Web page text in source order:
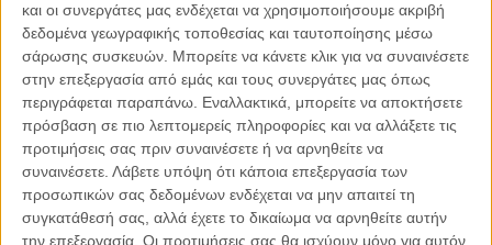
και οι συνεργάτες μας ενδέχεται να χρησιμοποιήσουμε ακριβή
δεδομένα γεωγραφικής τοποθεσίας και ταυτοποίησης μέσω
σάρωσης συσκευών. Μπορείτε να κάνετε κλικ για να συναινέσετε
στην επεξεργασία από εμάς και τους συνεργάτες μας όπως
περιγράφεται παραπάνω. Εναλλακτικά, μπορείτε να αποκτήσετε
πρόσβαση σε πιο λεπτομερείς πληροφορίες και να αλλάξετε τις
προτιμήσεις σας πριν συναινέσετε ή να αρνηθείτε να
συναινέσετε. Λάβετε υπόψη ότι κάποια επεξεργασία των
προσωπικών σας δεδομένων ενδέχεται να μην απαιτεί τη
συγκατάθεσή σας, αλλά έχετε το δικαίωμα να αρνηθείτε αυτήν
την επεξεργασία. Οι προτιμήσεις σας θα ισχύουν μόνο για αυτόν
Το σχέδιο της Κυβέρνησης, που θέλει να το μετατρέψει σε
Εθνικό δεν έχει αναπτυξιακή,
κοινωνική, περιφερειακή και περιβαλλοντική διάσταση. Δεν
θέτει τα θεμέλια ενός νέου αναπτυξιακού μοντέλου που έχει
απόλυτη ανάγκη η χώρα, δεν έχει ρήτρα απασχόλησης για
τις επενδύσεις, δε λαμβάνει υπόψη του τις περιφερειακές και
τοπικές ανάγκες και προτεραιότητες, δεν υπάρχει
καμιά αναφορά σε Βιομηχανικά Πάρκα και Αγροτικά Πάρκα
με στόχο την εξασφάλιση συνεργασιών, εξωστρέφειας και